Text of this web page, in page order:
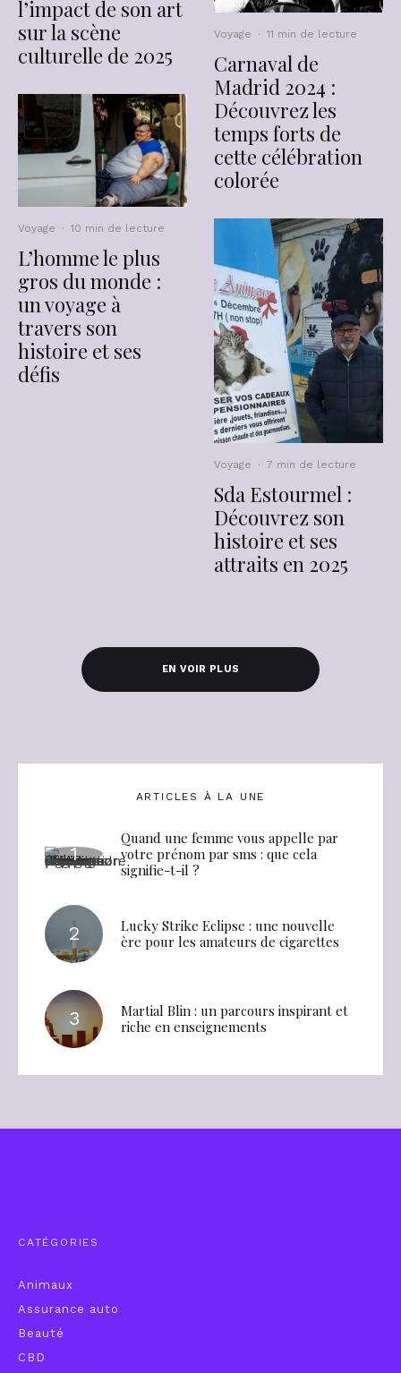
l’impact de son art
sur la scène
culturelle de 2025
Voyage · 10 min de lecture
L’homme le plus
gros du monde :
un voyage à
travers son
histoire et ses
défis
Voyage · 11 min de lecture
Carnaval de
Madrid 2024 :
Découvrez les
temps forts de
cette célébration
colorée
Voyage · 7 min de lecture
Sda Estourmel :
Découvrez son
histoire et ses
attraits en 2025
EN VOIR PLUS
ARTICLES À LA UNE
Quand une femme vous appelle par
votre prénom par sms : que cela
signifie-t-il ?
Lucky Strike Eclipse : une nouvelle
ère pour les amateurs de cigarettes
Martial Blin : un parcours inspirant et
riche en enseignements
CATÉGORIES
Animaux
Assurance auto
Beauté
CBD